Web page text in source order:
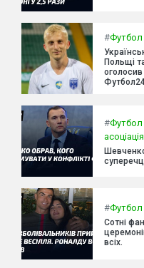
#Футбол
Польщі
#Футбол
#Футбол
Сотні
всіх.